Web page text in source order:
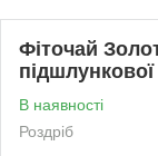
Фіточай
В наявності
Роздріб